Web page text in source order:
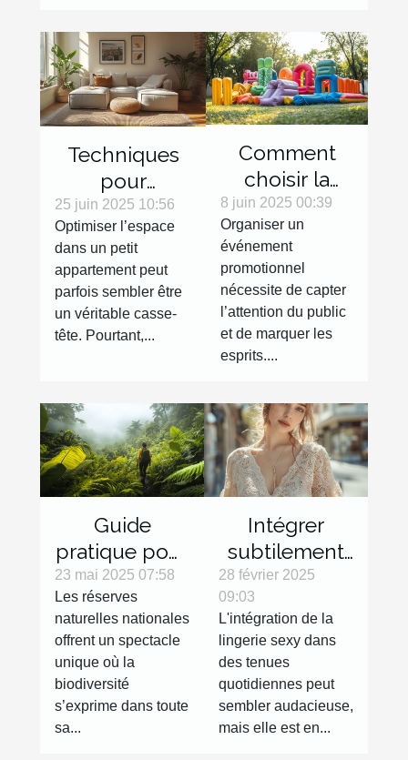
Techniques
pour
maximiser
l'espace dans
les petits
appartements
25 juin 2025 10:56
Optimiser l’espace
dans un petit
appartement peut
parfois sembler être
un véritable casse-
tête. Pourtant,...
Comment
choisir la
meilleure
structure
gonflable
pour votre
événement
promotionnel
8 juin 2025 00:39
Organiser un
événement
promotionnel
nécessite de capter
l’attention du public
et de marquer les
esprits....
Guide
pratique pour
explorer les
réserves
naturelles
nationales
23 mai 2025 07:58
Les réserves
naturelles nationales
offrent un spectacle
unique où la
biodiversité
s’exprime dans toute
sa...
Intégrer
subtilement
la lingerie
sexy dans
des tenues
de tous les
jours
28 février 2025
09:03
L'intégration de la
lingerie sexy dans
des tenues
quotidiennes peut
sembler audacieuse,
mais elle est en...